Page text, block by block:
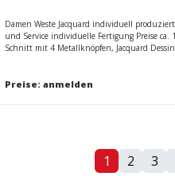
Damen Weste Jacquard individuell
und Service individuelle Fertigung Preise ca.
Schnitt mit 4 Metallknöpfen, Jacquard
Größen 34 - 54
Preise: anmelden
Seite
1 Seite
2 3